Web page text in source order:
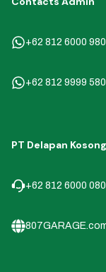
+62 812 6000
+62 812 9999
PT Delapan
+62 812 6000